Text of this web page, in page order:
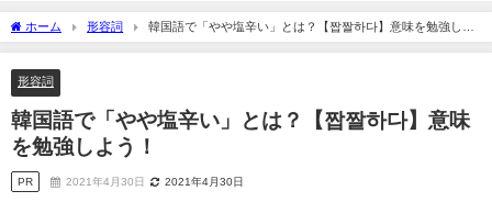
ホーム 形容詞
韓国語で「やや塩辛い」とは？【짭짤하다】意味を勉強しよ
う！
形容詞
韓国語で「やや塩辛い」とは？【짭짤하다】意味
を勉強しよう！
PR 2021年4月30日 2021年4月30日